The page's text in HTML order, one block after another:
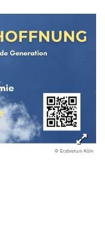
© Erzbistum Köln